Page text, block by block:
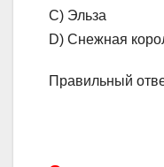
С) Эльза
D) Снежная
Правильный